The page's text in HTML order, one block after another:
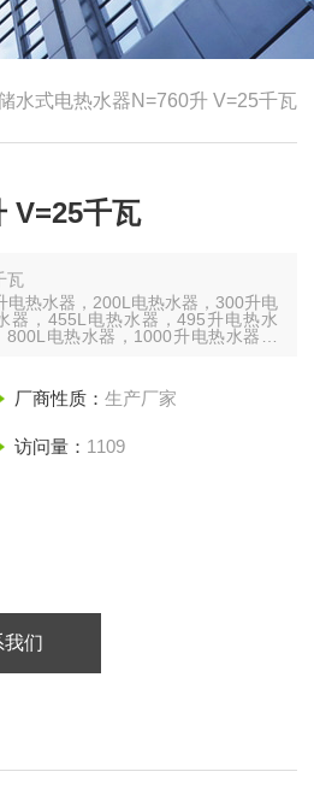
水式电热水器N=760升 V=25千瓦
V=25千瓦
瓦
热水器，200L电热水器，300升电
器，455L电热水器，495升电热水
电热水器，1000升电热水器，
厂商性质： 生产厂家
访问量： 1109
我们